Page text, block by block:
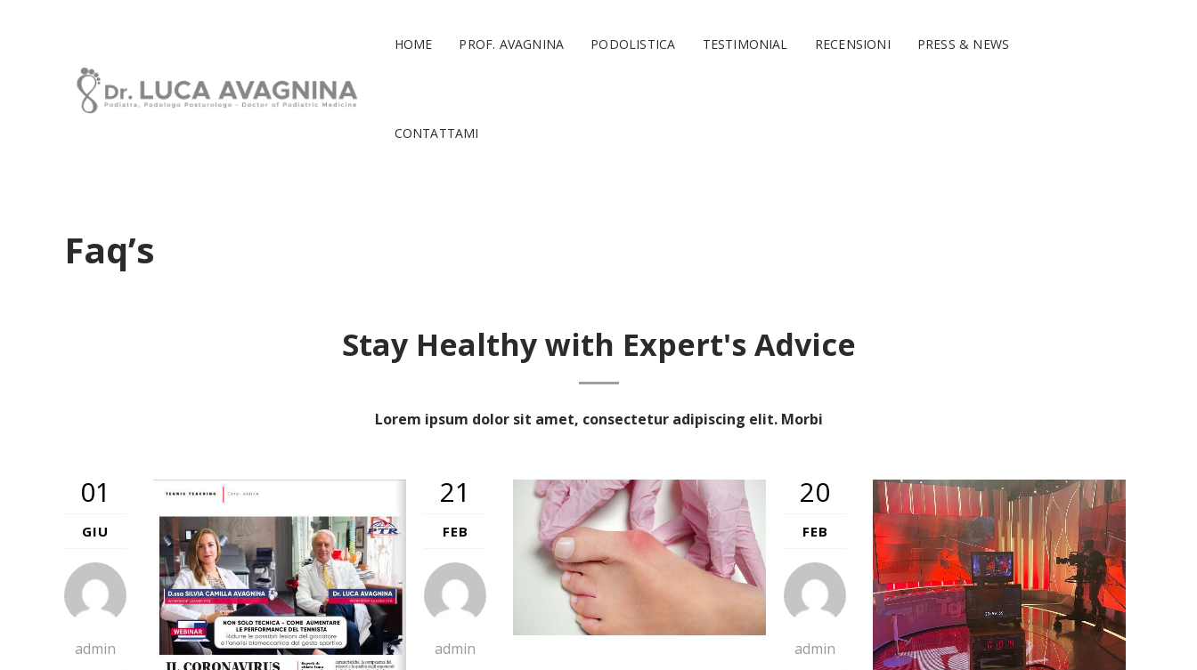
HOME PROF. AVAGNINA PODOLISTICA TESTIMONIAL RECENSIONI PRESS & NEWS
CONTATTAMI
Faq’s
Stay Healthy with Expert's Advice
Lorem ipsum dolor sit amet, consectetur adipiscing elit. Morbi
01
GIU
admin
21
FEB
admin
20
FEB
admin